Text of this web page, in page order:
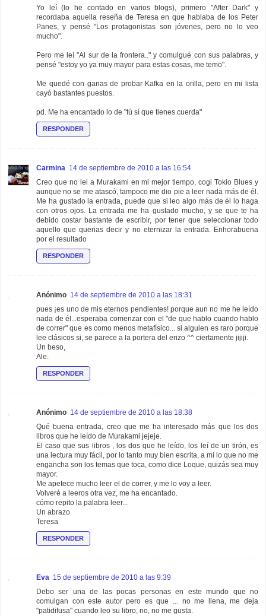
Yo leí (lo he contado en varios blogs), primero "After Dark" y
recordaba aquella reseña de Teresa en que hablaba de los Peter
Panes, y pensé "Los protagonistas son jóvenes, pero no lo veo
mucho".
Pero me leí "Al sur de la frontera.." y comulgué con sus palabras, y
pensé "estoy yo ya muy mayor para estas cosas, me temo".
Me quedé con ganas de probar Kafka en la orilla, pero en mi lista
cayó bastantes puestos.
pd. Me ha encantado lo de "tú sí que tienes cuerda"
RESPONDER
Carmina 14 de septiembre de 2010 a las 16:54
Creo que no lei a Murakami en mi mejor tiempo, cogi Tokio Blues y
aunque no se me atascó, tampoco me dio pie a leer nada más de él.
Me ha gustado la entrada, puede que si leo algo más de él lo haga
con otros ojos. La entrada me ha gustado mucho, y se que te ha
debido costar bastante de escribir, por tener que seleccionar todo
aquello que querias decir y no eternizar la entrada. Enhorabuena
por el resultado
RESPONDER
Anónimo 14 de septiembre de 2010 a las 18:31
pues ¡es uno de mis eternos pendientes! porque aun no me he leído
nada de él...esperaba comenzar con el "de que hablo cuando hablo
de correr" que es como menos metafísico... si alguien es raro porque
lee clásicos si, se parece a la portera del erizo ^^ ciertamente jijiji.
Un beso,
Ale.
RESPONDER
Anónimo 14 de septiembre de 2010 a las 18:38
Qué buena entrada, creo que me ha interesado más que los dos
libros que he leído de Murakami jejeje.
El caso que sus libros , los dos que he leído, los leí de un tirón, es
una lectura muy fácil, por lo tanto muy bien escrita, a mí lo que no me
engancha son los temas que toca, como dice Loque, quizás sea muy
mayor.
Me apetece mucho leer el de correr, y me lo voy a leer.
Volveré a leeros otra vez, me ha encantado.
cómo repito la palabra leer...
Un abrazo
Teresa
RESPONDER
Eva 15 de septiembre de 2010 a las 9:39
Debo ser una de las pocas personas en este mundo que no
comulgan con este autor pero es que ... no me llena, me deja
"patidifusa" cuando leo su libro, no, no me gusta.